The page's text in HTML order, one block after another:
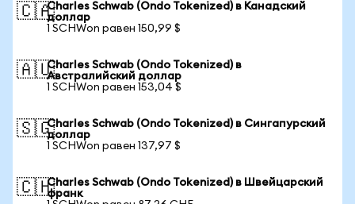
🇨🇦Charles Schwab (Ondo Tokenized) в Канадский
доллар
1 SCHWon равен 150,99 $
🇦🇺Charles Schwab (Ondo Tokenized) в
Австралийский доллар
1 SCHWon равен 153,04 $
🇸🇬Charles Schwab (Ondo Tokenized) в Сингапурский
доллар
1 SCHWon равен 137,97 $
🇨🇭Charles Schwab (Ondo Tokenized) в Швейцарский
франк